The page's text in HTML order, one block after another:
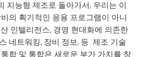
지능형 제조로 돌아가서, 우리는 이
의 획기적인 응용 프로그램이 아니
인텔리전스, 경영 현대화에 의존한
네트워킹, 장비 정보, 등. 제조 기술
합 및 통합은 새로운 부가 가치를 창